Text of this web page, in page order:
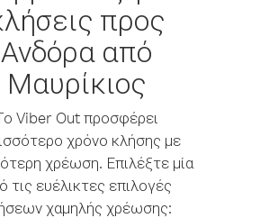
προς
Ανδόρα από
Μαυρίκιος
Viber Out προσφέρει
χρόνο κλήσης με
χρέωση. Επιλέξτε μία
τις ευέλικτες επιλογές
χαμηλής χρέωσης: